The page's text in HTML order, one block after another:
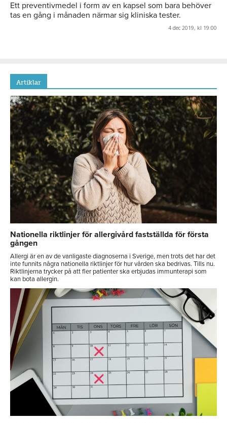
Ett preventivmedel i form av en kapsel som bara behöver
tas en gång i månaden närmar sig kliniska tester.
4 dec 2019, kl 19:00
Artiklar
Nationella riktlinjer för allergivård fastställda för första
gången
Allergi är en av de vanligaste diagnoserna i Sverige, men trots det har det
inte funnits några nationella riktlinjer för hur vården ska bedrivas. Tills nu.
Riktlinjerna trycker på att fler patienter ska erbjudas immunterapi som
kan bota allergin.